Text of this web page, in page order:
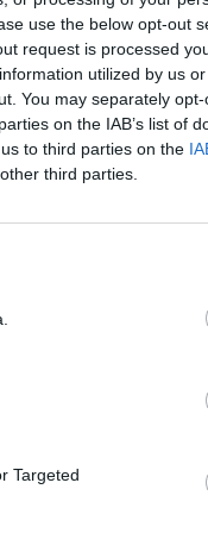
use the below opt-out
request is processed
utilized by us
You may separately
on the IAB’s list of
to third parties on the
third parties.
Targeted
Aperiodikus